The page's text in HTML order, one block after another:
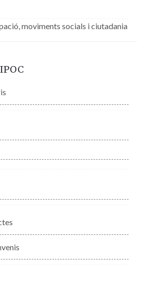
moviments socials i ciutadania